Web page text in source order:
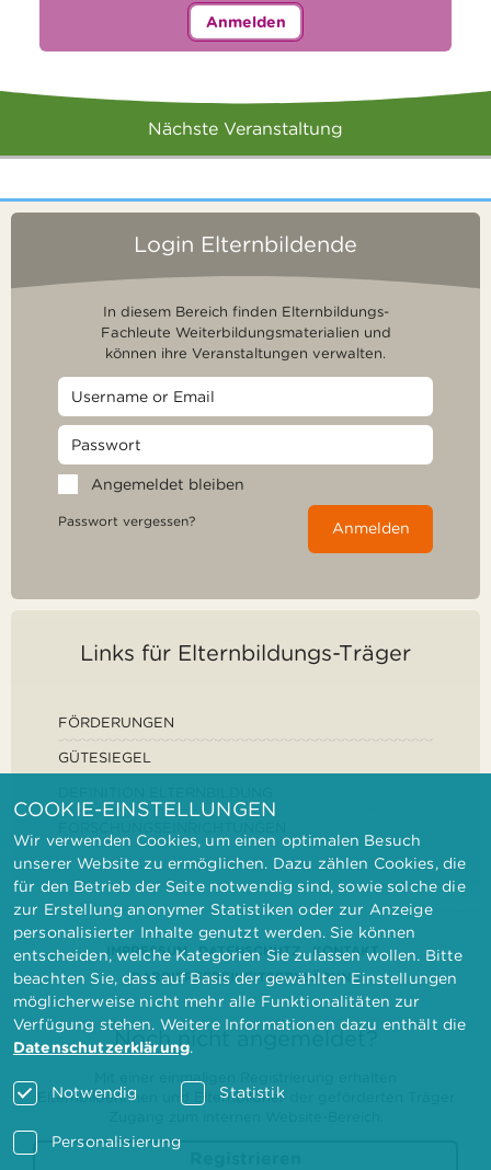
Anmelden
Nächste Veranstaltung
Login Elternbildende
In diesem Bereich finden Elternbildungs-
Fachleute Weiterbildungsmaterialien und
können ihre Veranstaltungen verwalten.
Angemeldet bleiben
Passwort vergessen? Anmelden
Links für Elternbildungs-Träger
FÖRDERUNGEN
GÜTESIEGEL
IMPRESSUM DATENSCHUTZ
KONTAKT
BARRIEREFREIHEITSERKLÄRUNG
Noch nicht angemeldet?
Elternbilderinnen und Elternbildner der geförderten Träger
COOKIE-EINSTELLUNGEN
Wir verwenden Cookies, um einen optimalen Besuch
unserer Website zu ermöglichen. Dazu zählen Cookies, die
für den Betrieb der Seite notwendig sind, sowie solche die
zur Erstellung anonymer Statistiken oder zur Anzeige
personalisierter Inhalte genutzt werden. Sie können
entscheiden, welche Kategorien Sie zulassen wollen. Bitte
beachten Sie, dass auf Basis der gewählten Einstellungen
möglicherweise nicht mehr alle Funktionalitäten zur
Verfügung stehen. Weitere Informationen dazu enthält die
Datenschutzerklärung.
Notwendig Statistik
Personalisierung